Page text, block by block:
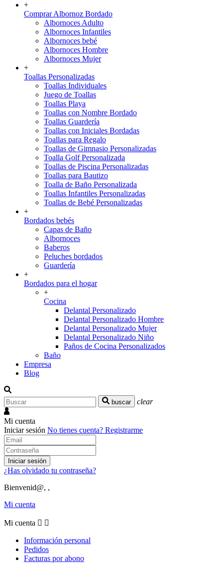
+
Comprar Albornoz Bordado
Albornoces Adulto
Albornoces Infantiles
Albornoces bebé
Albornoces Hombre
Albornoces Mujer
+
Toallas Personalizadas
Toallas Individuales
Juego de Toallas
Toallas Playa
Toallas con Nombre Bordado
Toallas Guardería
Toallas con Iniciales Bordadas
Toallas para Regalo
Toallas de Gimnasio Personalizadas
Toalla Golf Personalizada
Toallas de Piscina Personalizadas
Toallas para Bautizo
Toalla de Baño Personalizada
Toallas Infantiles Personalizadas
Toallas de Bebé Personalizadas
+
Bordados bebés
Capas de Baño
Albornoces
Baberos
Peluches bordados
Guardería
+
Bordados para el hogar
+
Cocina
Delantal Personalizado
Delantal Personalizado Hombre
Delantal Personalizado Mujer
Delantal Personalizado Niño
Paños de Cocina Personalizados
Baño
Empresa
Blog
buscar clear
Mi cuenta
Iniciar sesión No tienes cuenta? Registrarme
Iniciar sesión
¿Has olvidado tu contraseña?
Bienvenid@, ,
Mi cuenta
Mi cuenta  
Información personal
Pedidos
Facturas por abono